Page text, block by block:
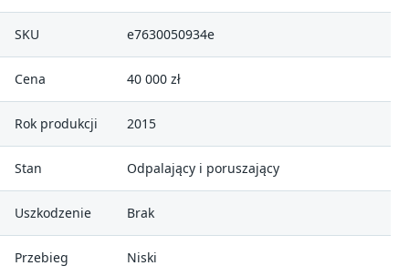
SKU e7630050934e
Cena 40 000 zł
Rok produkcji 2015
Stan Odpalający i poruszający
Uszkodzenie Brak
Przebieg Niski